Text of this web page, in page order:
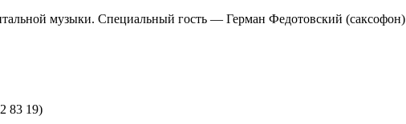
музыки. Специальный гость — Герман Федотовский (саксофон)
83 19)